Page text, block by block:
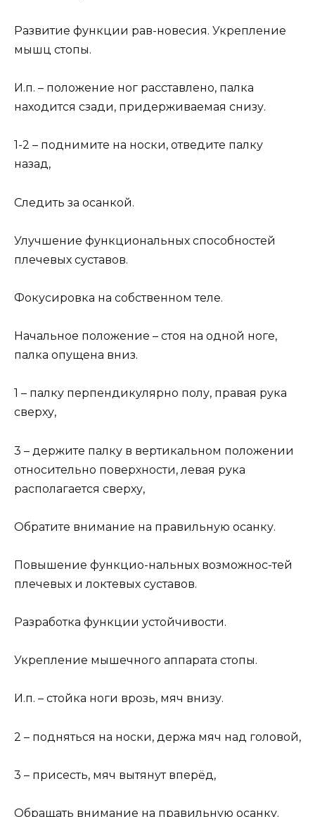
Развитие функции рав-новесия. Укрепление
мышц стопы.
И.п. – положение ног расставлено, палка
находится сзади, придерживаемая снизу.
1-2 – поднимите на носки, отведите палку
назад,
Следить за осанкой.
Улучшение функциональных способностей
плечевых суставов.
Фокусировка на собственном теле.
Начальное положение – стоя на одной ноге,
палка опущена вниз.
1 – палку перпендикулярно полу, правая рука
сверху,
3 – держите палку в вертикальном положении
относительно поверхности, левая рука
располагается сверху,
Обратите внимание на правильную осанку.
Повышение функцио-нальных возможнос-тей
плечевых и локтевых суставов.
Разработка функции устойчивости.
Укрепление мышечного аппарата стопы.
И.п. – стойка ноги врозь, мяч внизу.
2 – подняться на носки, держа мяч над головой,
3 – присесть, мяч вытянут вперёд,
Обращать внимание на правильную осанку.